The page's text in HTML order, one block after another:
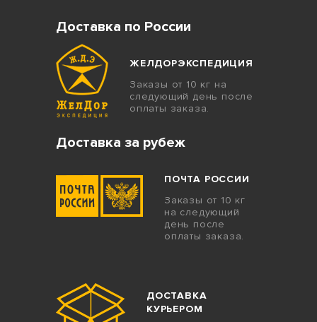
Доставка по России
ЖЕЛДОРЭКСПЕДИЦИЯ
Заказы от 10 кг на
следующий день после
оплаты заказа.
Доставка за рубеж
ПОЧТА РОССИИ
Заказы от 10 кг
на следующий
день после
оплаты заказа.
ДОСТАВКА
КУРЬЕРОМ